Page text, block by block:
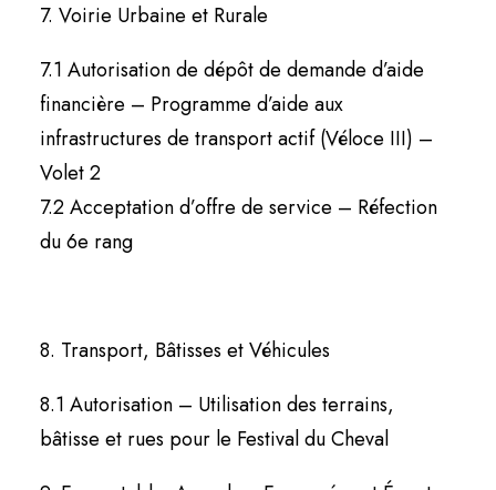
7. Voirie Urbaine et Rurale
7.1 Autorisation de dépôt de demande d’aide
financière – Programme d’aide aux
infrastructures de transport actif (Véloce III) –
Volet 2
7.2 Acceptation d’offre de service – Réfection
du 6e rang
8. Transport, Bâtisses et Véhicules
8.1 Autorisation – Utilisation des terrains,
bâtisse et rues pour le Festival du Cheval